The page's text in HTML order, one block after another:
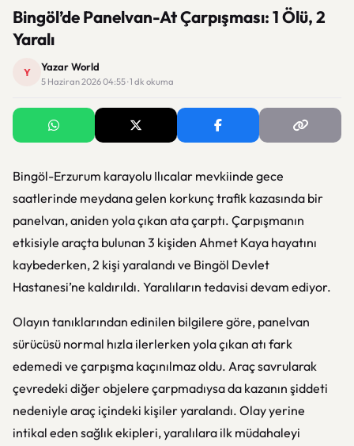
Bingöl’de Panelvan-At Çarpışması: 1 Ölü, 2
Yaralı
Y Yazar World
5 Haziran 2026 04:55 · 1 dk okuma
Bingöl-Erzurum karayolu Ilıcalar mevkiinde gece
saatlerinde meydana gelen korkunç trafik kazasında bir
panelvan, aniden yola çıkan ata çarptı. Çarpışmanın
etkisiyle araçta bulunan 3 kişiden Ahmet Kaya hayatını
kaybederken, 2 kişi yaralandı ve Bingöl Devlet
Hastanesi’ne kaldırıldı. Yaralıların tedavisi devam ediyor.
Olayın tanıklarından edinilen bilgilere göre, panelvan
sürücüsü normal hızla ilerlerken yola çıkan atı fark
edemedi ve çarpışma kaçınılmaz oldu. Araç savrularak
çevredeki diğer objelere çarpmadıysa da kazanın şiddeti
nedeniyle araç içindeki kişiler yaralandı. Olay yerine
intikal eden sağlık ekipleri, yaralılara ilk müdahaleyi